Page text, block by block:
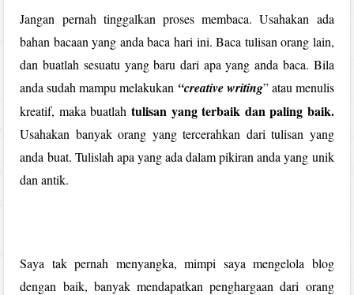
Jangan pernah tinggalkan proses membaca. Usahakan ada
bahan bacaan yang anda baca hari ini. Baca tulisan orang lain,
dan buatlah sesuatu yang baru dari apa yang anda baca. Bila
anda sudah mampu melakukan “creative writing” atau menulis
kreatif, maka buatlah tulisan yang terbaik dan paling baik.
Usahakan banyak orang yang tercerahkan dari tulisan yang
anda buat. Tulislah apa yang ada dalam pikiran anda yang unik
dan antik.
Saya tak pernah menyangka, mimpi saya mengelola blog
dengan baik, banyak mendapatkan penghargaan dari orang